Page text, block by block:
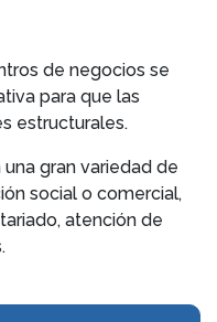
de negocios se
para que las
estructurales.
gran variedad de
social o comercial,
atención de